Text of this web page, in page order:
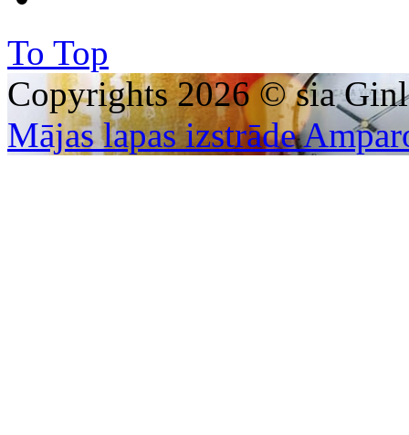
To Top
Copyrights 2026 © sia
Mājas lapas izstrāde